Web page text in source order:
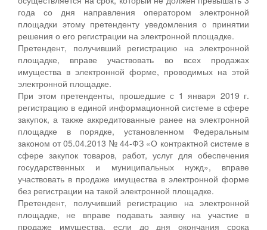
года со дня направления оператором электронной
площадки этому претенденту уведомления о принятии
решения о его регистрации на электронной площадке.
Претендент, получивший регистрацию на электронной
площадке, вправе участвовать во всех продажах
имущества в электронной форме, проводимых на этой
электронной площадке.
При этом претенденты, прошедшие с 1 января 2019 г.
регистрацию в единой информационной системе в сфере
закупок, а также аккредитованные ранее на электронной
площадке в порядке, установленном Федеральным
законом от 05.04.2013 № 44-ФЗ «О контрактной системе в
сфере закупок товаров, работ, услуг для обеспечения
государственных и муниципальных нужд», вправе
участвовать в продаже имущества в электронной форме
без регистрации на такой электронной площадке.
Претендент, получивший регистрацию на электронной
площадке, не вправе подавать заявку на участие в
продаже имущества, если до дня окончания срока